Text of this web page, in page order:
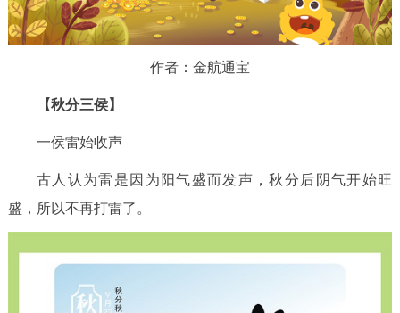
作者：金航通宝
【秋分三侯】
一侯雷始收声
古人认为雷是因为阳气盛而发声，秋分后阴气开始旺
盛，所以不再打雷了。